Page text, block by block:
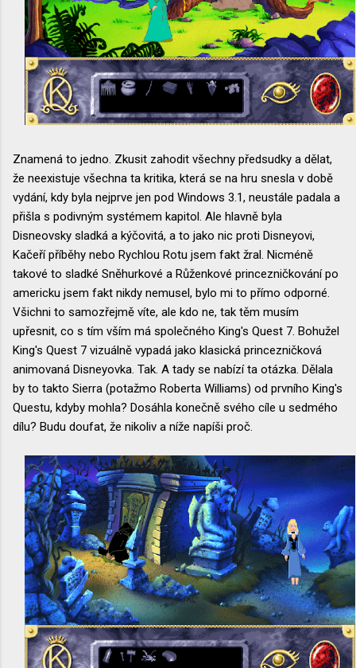
Znamená to jedno. Zkusit zahodit všechny předsudky a dělat,
že neexistuje všechna ta kritika, která se na hru snesla v době
vydání, kdy byla nejprve jen pod Windows 3.1, neustále padala a
přišla s podivným systémem kapitol. Ale hlavně byla
Disneovsky sladká a kýčovitá, a to jako nic proti Disneyovi,
Kačeří příběhy nebo Rychlou Rotu jsem fakt žral. Nicméně
takové to sladké Sněhurkové a Růženkové princezničkování po
americku jsem fakt nikdy nemusel, bylo mi to přímo odporné.
Všichni to samozřejmě víte, ale kdo ne, tak těm musím
upřesnit, co s tím vším má společného King's Quest 7. Bohužel
King's Quest 7 vizuálně vypadá jako klasická princezničková
animovaná Disneyovka. Tak. A tady se nabízí ta otázka. Dělala
by to takto Sierra (potažmo Roberta Williams) od prvního King's
Questu, kdyby mohla? Dosáhla konečně svého cíle u sedmého
dílu? Budu doufat, že nikoliv a níže napíši proč.